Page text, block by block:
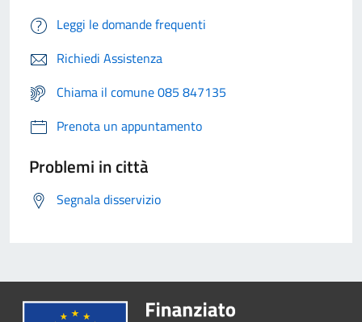
Leggi le domande frequenti
Richiedi Assistenza
Chiama il comune 085 847135
Prenota un appuntamento
Problemi in città
Segnala disservizio